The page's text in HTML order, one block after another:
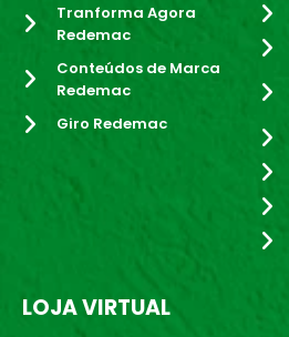
Tranforma Agora
Redemac
Conteúdos de Marca
Redemac
Giro Redemac
LOJA VIRTUAL